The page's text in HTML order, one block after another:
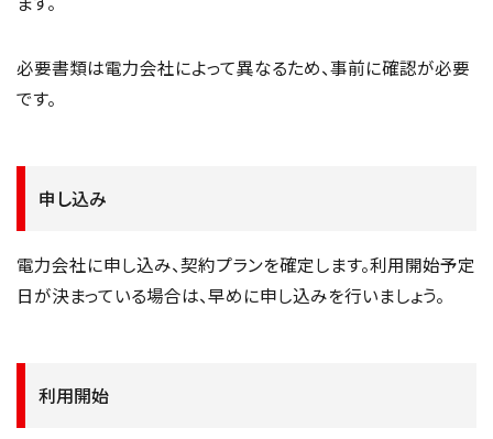
必要書類は電力会社によって異なるため、事前に確認が必要
です。
申し込み
電力会社に申し込み、契約プランを確定します。利用開始予定
日が決まっている場合は、早めに申し込みを行いましょう。
利用開始